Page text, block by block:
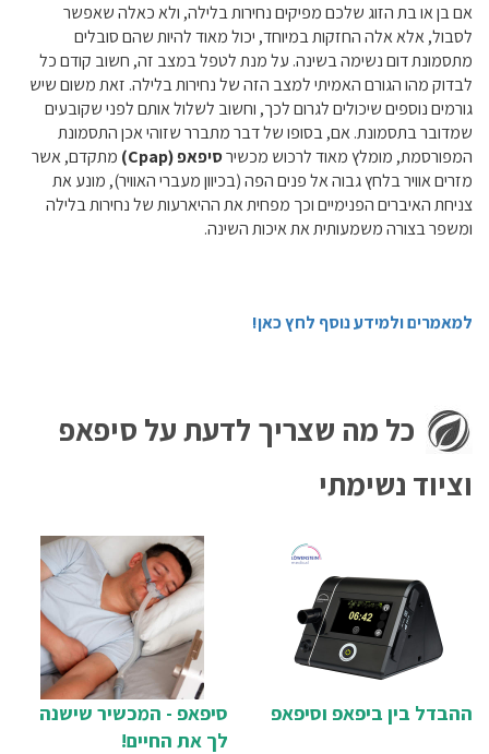
אם בן או בת הזוג שלכם מפיקים נחירות בלילה, ולא כאלה שאפשר
לסבול, אלא אלה החזקות במיוחד, יכול מאוד להיות שהם סובלים
מתסמונת דום נשימה בשינה. על מנת לטפל במצב זה, חשוב קודם כל
לבדוק מהו הגורם האמיתי למצב הזה של נחירות בלילה. זאת משום שיש
גורמים נוספים שיכולים לגרום לכך, וחשוב לשלול אותם לפני שקובעים
שמדובר בתסמונת. אם, בסופו של דבר מתברר שזוהי אכן התסמונת
המפורסמת, מומלץ מאוד לרכוש מכשירסיפאפ (Cpap)
מתקדם, אשר
מזרים אוויר בלחץ גבוה אל פנים הפה (בכיוון מעברי האוויר), מונע את
צניחת האיברים הפנימיים וכך מפחית את ההיארעות של נחירות בלילה
ומשפר בצורה משמעותית את איכות השינה.
למאמרים ולמידע נוסף לחץ כאן!
כל מה שצריך לדעת על סיפאפ
וציוד נשימתי
ההבדל בין ביפאפ וסיפאפ
סיפאפ - המכשיר שישנה
לך את החיים!